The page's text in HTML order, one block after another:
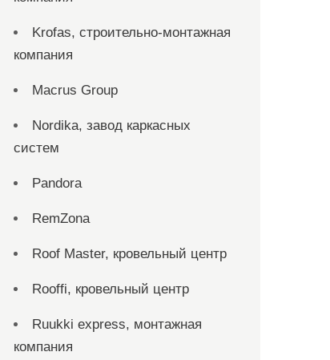
Krofas, строительно-монтажная
компания
Macrus Group
Nordika, завод каркасных
систем
Pandora
RemZona
Roof Master, кровельный центр
Rooffi, кровельный центр
Ruukki express, монтажная
компания